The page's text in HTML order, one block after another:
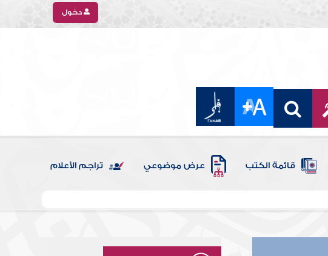
دخول
قائمة الكتب عرض موضوعي تراجم الأعلام